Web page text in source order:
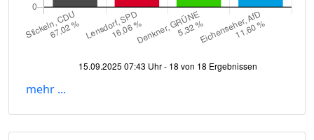
mehr ...